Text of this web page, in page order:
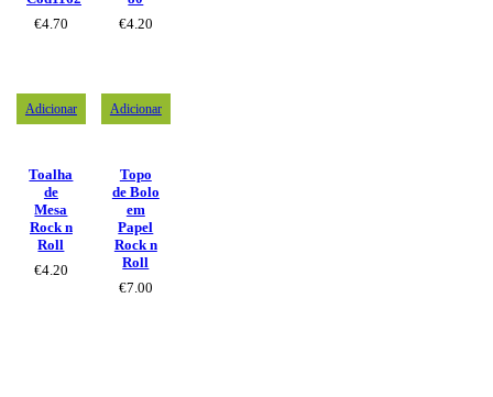
€4.70
€4.20
Adicionar
Toalha
de
Mesa
Rock n
Roll
€4.20
Adicionar
Topo
de Bolo
em
Papel
Rock n
Roll
€7.00